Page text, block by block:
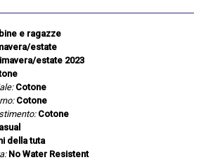
e ragazze
estate
estate 2023
Cotone
Cotone
Cotone
della tuta
No Water Resistent